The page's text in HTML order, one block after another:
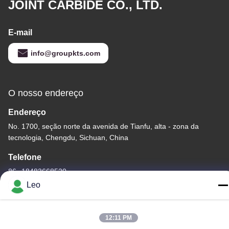
JOINT CARBIDE CO., LTD.
E-mail
info@groupkts.com
O nosso endereço
Endereço
No. 1700, seção norte da avenida de Tianfu, alta - zona da
tecnologia, Chengdu, Sichuan, China
Telefone
86--18483668520
Leo
12:11 PM